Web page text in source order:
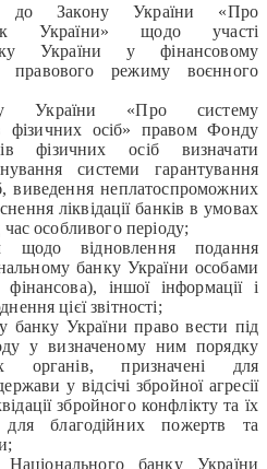
до Закону України «Про
України» щодо участі
України у фінансовому
правового режиму воєнного
України «Про систему
фізичних осіб» правом Фонду
фізичних осіб визначати
системи гарантування
виведення неплатоспроможних
ліквідації банків в умовах
особливого періоду;
щодо відновлення подання
банку України особами
фінансова), іншої інформації і
цієї звітності;
банку України право вести під
у визначеному ним порядку
органів, призначені для
у відсічі збройної агресії
збройного конфлікту та їх
благодійних пожертв та
банку України